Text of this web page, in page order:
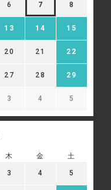
6 7 8
13 14 15
20 21 22
27 28 29
3 4 5
木 金 土
3 4 5